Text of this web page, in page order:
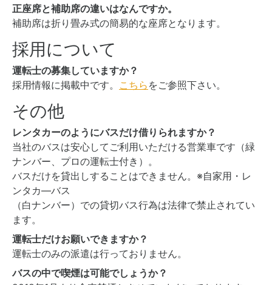
正座席と補助席の違いはなんですか。
補助席は折り畳み式の簡易的な座席となります。
採用について
運転士の募集していますか？
採用情報に掲載中です。 こちら をご参照下さい。
その他
レンタカーのようにバスだけ借りられますか？
当社のバスは安心してご利用いただける営業車です（緑
ナンバー、プロの運転士付き）。
バスだけを貸出しすることはできません。※自家用・レ
ンタカ―バス
（白ナンバー）での貸切バス行為は法律で禁止されてい
ます。
運転士だけお願いできますか？
運転士のみの派遣は行っておりません。
バスの中で喫煙は可能でしょうか？